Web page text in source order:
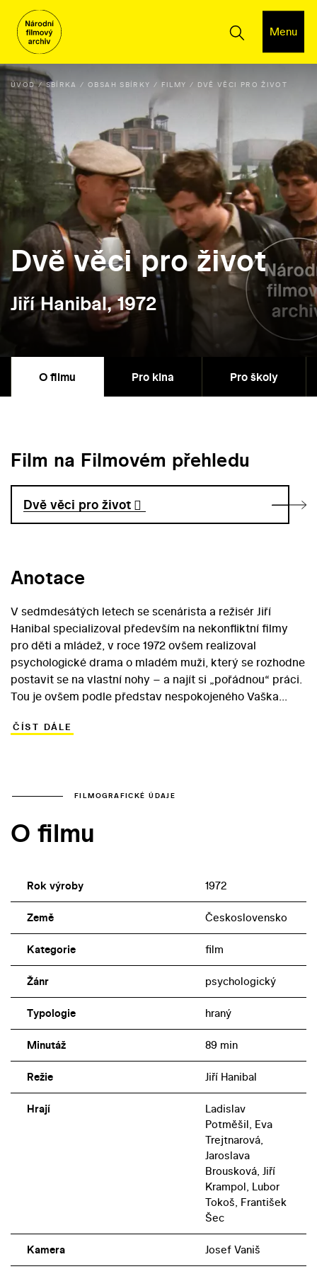
Menu
ÚVOD SBÍRKA OBSAH SBÍRKY FILMY DVĚ VĚCI PRO ŽIVOT
Dvě věci pro život
Jiří Hanibal, 1972
O filmu Pro kina Pro školy
Film na Filmovém přehledu
Dvě věci pro život
Anotace
V sedmdesátých letech se scenárista a režisér Jiří
Hanibal specializoval především na nekonfliktní filmy
pro děti a mládež, v roce 1972 ovšem realizoval
psychologické drama o mladém muži, který se rozhodne
postavit se na vlastní nohy – a najít si „pořádnou“ práci.
Tou je ovšem podle představ nespokojeného Vaška
jeho rozhodnutím nesouhlasí. Těžká práce v dolech a
„věcem pro život“: hornické práci a geoložce Ajce… V
partech hrdinových žen sekundovaly Eva Trejtnarová
ČÍST DÁLE
FILMOGRAFICKÉ ÚDAJE
O filmu
Rok výroby 1972
Země Československo
Kategorie film
Žánr psychologický
Typologie hraný
Minutáž 89 min
Režie Jiří Hanibal
Hrají
Ladislav
Potměšil, Eva
Trejtnarová,
Jaroslava
Brousková, Jiří
Krampol, Lubor
Tokoš, František
Šec
Kamera Josef Vaniš